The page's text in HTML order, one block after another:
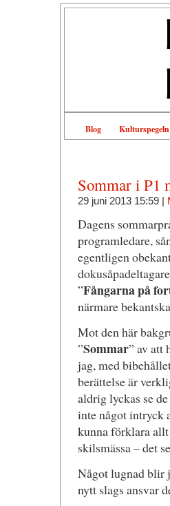
Blog Kulturspegeln
Sommar i P1
29 juni 2013 15:59 |
Dagens
programledare,
egentligen
”Fångarna på
närmare
Mot den här
”Sommar” av att
jag, med
berättelse är
aldrig lyckas se
inte något intryck
kunna förklara
skilsmässa – det
Något lugnad blir
nytt slags ansvar